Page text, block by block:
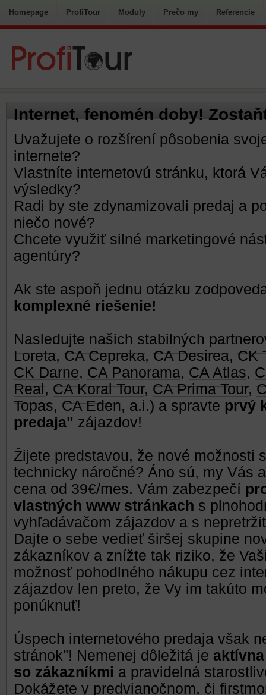
Homepage ProfiTour Moduly Prečo my Referencie
Internet, fenomén doby!
Uvažujete o rozšírení pôsobenia
internete?
Vlastníte internetovú stránku, ktorá
výsledky?
Radi by ste zdynamizovali predaj a
niečo nové?
Chcete využiť silné marketingové
agentúry?
Ak ste aspoň jednu otázku
komplexné riešenie!
Nasledujte našich stabilných
Loreta, CA Cepreka, CA Desirea, CK
CK Darne, CA Panorama, CA Atlas,
Real , CA Koral Tour, CA Prima Tour,
Topas, CA Eden, a.i.) a spravte prvý
predaja" zájazdov!
Žijete predstavou, že nové možnosti
technicky náročné? Áno sú, my Vás
cena od 39€/mes. Vám zabezpečí
vlastných www stránkach s
vyhľadávačom zájazdov a s
Dajte o sebe vedieť širšej skupine
zákazníkov a znížte tak riziko, že
možnosť pohodlného nákupu cez
zájazdov len preto, že Vy im takúto
ponúknuť!
Úspech internetového predaja však
stránok"! Nemenej dôležitá je
so zákazníkmi a pravidelná
Dokážete v predvianočnom, či